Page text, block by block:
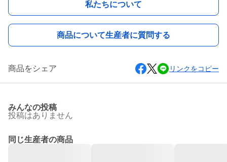
私たちについて
商品について生産者に質問する
商品をシェア リンクをコピー
みんなの投稿
投稿はありません
同じ生産者の商品